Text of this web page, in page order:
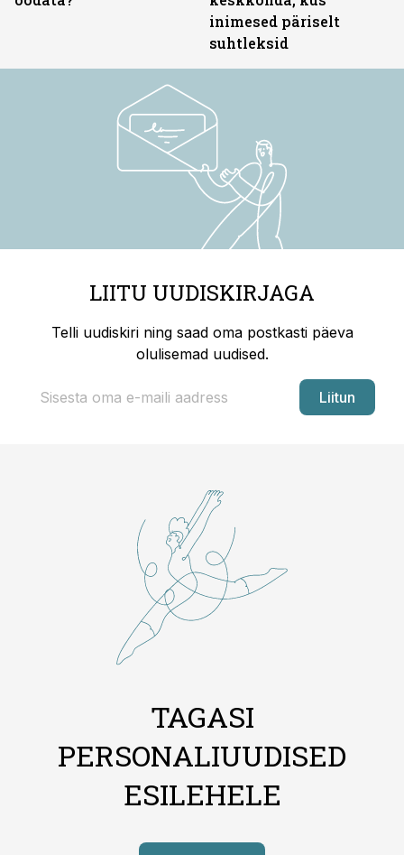
inimesed päriselt
suhtleksid
LIITU UUDISKIRJAGA
Telli uudiskiri ning saad oma postkasti päeva
olulisemad uudised.
Liitun
TAGASI
PERSONALIUUDISED
ESILEHELE